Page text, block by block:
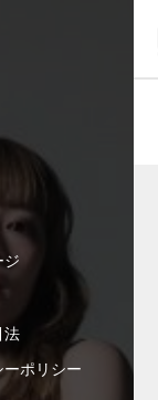
ジ
法
ポリシー